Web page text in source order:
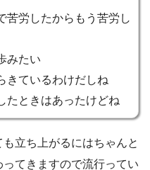
苦労したからもう苦労し
みたい
きているわけだしね
たときはあったけどね
立ち上がるにはちゃんと
てきますので流行ってい